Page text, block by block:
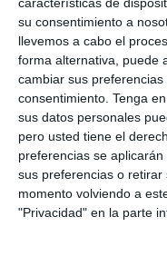
características de
su consentimiento a
llevemos a cabo el
forma alternativa, puede
cambiar sus
consentimiento. Tenga
sus datos personales
pero usted tiene el
preferencias se
sus preferencias o
momento volviendo a
"Privacidad" en la parte
significativamente el
no emprendedoras.
emprendedora es un
felicidad, especialmente
Además, el
igualador de géneroen
emprendedoras activas
cerca del 5,75 de los
por encima del 5,28 de
están emprendiendo.
el emprendimiento no
espacio de